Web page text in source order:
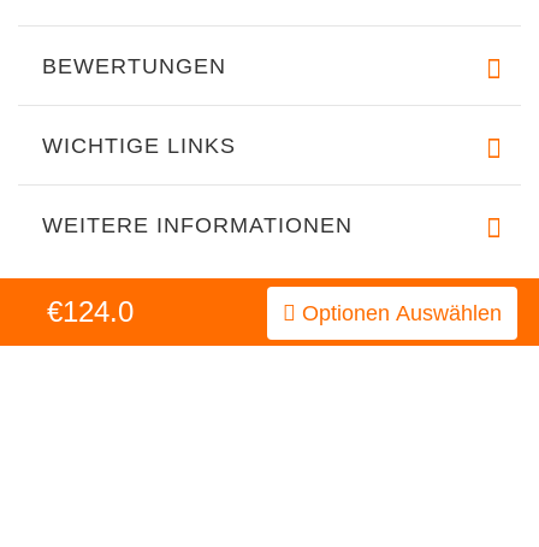
€124.0 Optionen Auswählen
BEWERTUNGEN
WICHTIGE LINKS
WEITERE INFORMATIONEN